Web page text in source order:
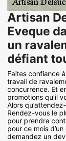
Artisan
Eveque
un
défiant
Faites confiance
travail de
concurrence. Et
promotions qu’il
Alors
Rendez-vous le
pour prendre
pour ce mois
demandez un